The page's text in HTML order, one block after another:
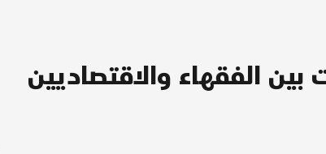
بين الفقهاء والاقتصاديين